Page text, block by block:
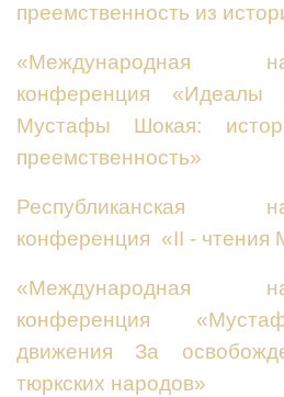
преемственность из
«Международная
конференция «Идеалы
Мустафы Шокая:
преемственность»
Республиканская
конференция «ІІ -
«Международная
конференция
движения За
тюркских народов»